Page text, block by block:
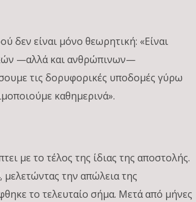
δεν είναι μόνο θεωρητική: «Είναι
—αλλά και ανθρώπινων—
τις δορυφορικές υποδομές γύρω
καθημερινά».
με το τέλος της ίδιας της αποστολής.
την απώλεια της
το τελευταίο σήμα. Μετά από μήνες